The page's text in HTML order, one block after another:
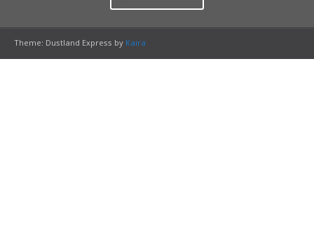
Theme: Dustland Express by Kaira